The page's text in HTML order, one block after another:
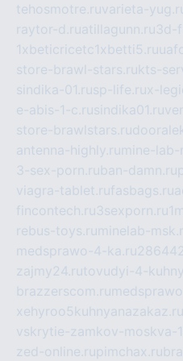
tehosmotre.ruvarieta-
raytor-d.ruatillagunn.ru3d-
1xbeticricetc1xbetti5.ru
store-brawl-stars.rukts-
sindika-01.rusp-life.rux-
e-abis-1-c.rusindika01.ru
store-brawlstars.ru
antenna-highly.ru mine-
3-sex-porn.ruban-damn.ru
viagra-tablet.rufasbags.ru
fincontech.ru3sexporn.ru
rebus-toys.ru minelab-
medsprawo-4-ka.ru
zajmy24.rutovudyi-4-
brazzerscom.ru
xehyroo5kuhnyanazakaz.ru
vskrytie-zamkov-moskva-
zed-online.rupimchax.ru